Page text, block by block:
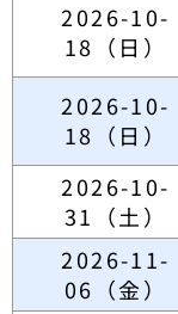
2026-10-
18（日）
2026-10-
18（日）
2026-10-
31（土）
2026-11-
06（金）